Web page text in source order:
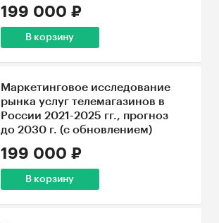
199 000 ₽
В корзину
Маркетинговое исследование
рынка услуг телемагазинов в
России 2021-2025 гг., прогноз
до 2030 г. (с обновлением)
199 000 ₽
В корзину